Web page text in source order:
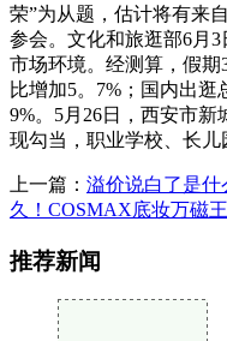
荣”为从题，估计将有来
参会。文化和旅逛部6月
市场环境。经测算，假期
比增加5。7%；国内出逛
9%。5月26日，西安市
现勾当，职业学校、长儿
上一篇： 溢价说白了是什
久！COSMAX底妆万磁
推荐新闻